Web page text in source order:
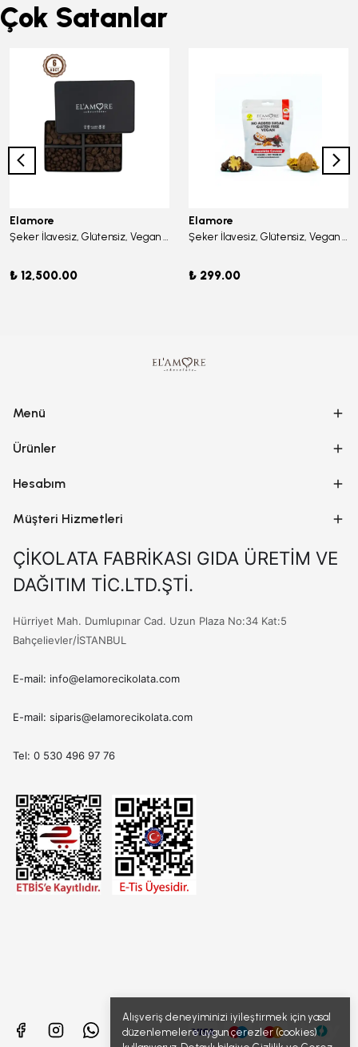
Alışveriş deneyiminizi iyileştirmek için yasal
düzenlemelere uygun çerezler (cookies)
Çok Satanlar
Elamore
Şeker İlavesiz, Glütensiz, Vegan Büyük Kare Mix Kişiselleştirilmiş Çikolata - Büyük Metal Kutu, 400 gr (6 Adet)
₺ 12,500.00
Elamore
Şeker İlavesiz, Glütensiz, Vegan Cevizli Bitter Çikolata - Doypack 50 gr
₺ 299.00
Menü
Ürünler
Hesabım
Müşteri Hizmetleri
ÇİKOLATA FABRİKASI GIDA ÜRETİM VE
DAĞITIM TİC.LTD.ŞTİ.
Hürriyet Mah. Dumlupınar Cad. Uzun Plaza No:34 Kat:5
Bahçelievler/İSTANBUL
E-mail: info@elamorecikolata.com
E-mail: siparis@elamorecikolata.com
Tel: 0 530 496 97 76